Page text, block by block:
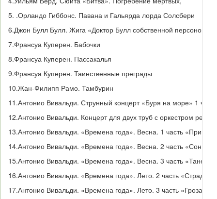
5. .Орландо Гиббонс. Павана и Гальярда лорда Солсбери
6.Джон Булл Булл. Жига «Доктор Булл собственной персоной»
7.Франсуа Куперен. Бабочки
8.Франсуа Куперен. Пассакалья
9.Франсуа Куперен. Таинственные преграды
10.Жан-Филипп Рамо. Тамбурин
11.Антонио Вивальди. Струнный концерт «Буря на море» 1
12.Антонио Вивальди. Концерт для двух труб с оркестром ре
13.Антонио Вивальди. «Времена года». Весна. 1 часть «Пришла
14.Антонио Вивальди. «Времена года». Весна. 2 часть «Сон
15.Антонио Вивальди. «Времена года». Весна. 3 часть «Танец-
16.Антонио Вивальди. «Времена года». Лето. 2 часть
17.Антонио Вивальди. «Времена года». Лето. 3 часть «Гроза»